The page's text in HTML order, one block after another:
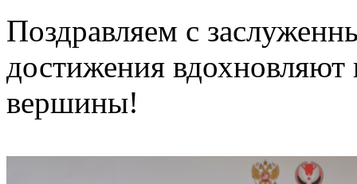
Поздравляем с
достижения
вершины!